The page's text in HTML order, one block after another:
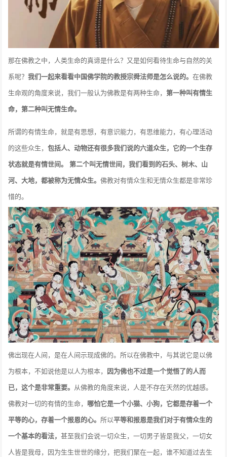
那在佛教之中，人类生命的真谛是什么？又是如何看待生命与自然的关
系呢？我们一起来看看中国佛学院的教授宗舜法师是怎么说的。在佛教
生命观的角度来说，我们一般认为佛教是有两种生命，第一种叫有情生
命，第二种叫无情生命。
所谓的有情生命，就是有思想，有意识能力，有思维能力，有心理活动
的这些众生，包括人、动物还有很多我们说的六道众生，它的一个生存
状态就是有情世间。
第二个叫无情世间，我们看到的石头、树木、山
河、大地，都被称为无情众生。佛教对有情众生和无情众生都是非常珍
惜的。
佛出现在人间，是在人间示现成佛的。所以在佛教中，与其说它是以佛
为根本，不如说他是以人为根本， 因为佛也不过是一个觉悟了的人而
已，这个是非常重要。 从佛教的角度来说，人是不存在天然的优越感。
佛教对一切的有情的生命， 哪怕它是一个小猫、小狗，它都是存着一个
平等的心，存着一个报恩的心。 所以平等和报恩是我们对于有情众生的
一个基本的看法，甚至我们会说一切众生，一切男子皆是我父，一切女
人皆是我母，因为生生世世的缘分，把我们聚在一起，谁不知道过去生